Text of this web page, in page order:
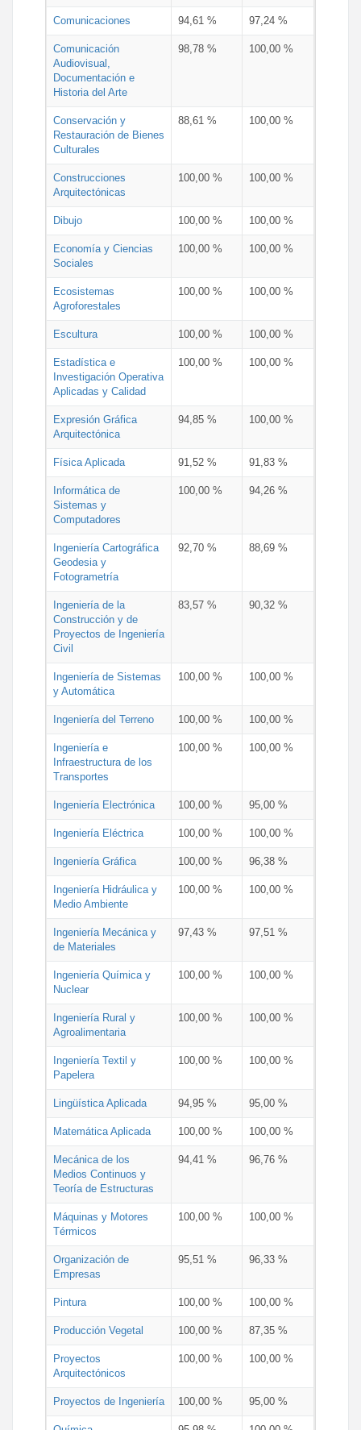
Comunicaciones 94,61 % 97,24 %
Comunicación
Audiovisual,
Documentación e
Historia del Arte
98,78 % 100,00 %
Conservación y
Restauración de Bienes
Culturales
88,61 % 100,00 %
Construcciones
Arquitectónicas
100,00 % 100,00 %
Dibujo 100,00 % 100,00 %
Economía y Ciencias
Sociales
100,00 % 100,00 %
Ecosistemas
Agroforestales
100,00 % 100,00 %
Escultura 100,00 % 100,00 %
Estadística e
Investigación Operativa
Aplicadas y Calidad
100,00 % 100,00 %
Expresión Gráfica
Arquitectónica
94,85 % 100,00 %
Física Aplicada 91,52 % 91,83 %
Informática de
Sistemas y
Computadores
100,00 % 94,26 %
Ingeniería Cartográfica
Geodesia y
Fotogrametría
92,70 % 88,69 %
Ingeniería de la
Construcción y de
Proyectos de Ingeniería
Civil
83,57 % 90,32 %
Ingeniería de Sistemas
y Automática
100,00 % 100,00 %
Ingeniería del Terreno 100,00 % 100,00 %
Ingeniería e
Infraestructura de los
Transportes
100,00 % 100,00 %
Ingeniería Electrónica 100,00 % 95,00 %
Ingeniería Eléctrica 100,00 % 100,00 %
Ingeniería Gráfica 100,00 % 96,38 %
Ingeniería Hidráulica y
Medio Ambiente
100,00 % 100,00 %
Ingeniería Mecánica y
de Materiales
97,43 % 97,51 %
Ingeniería Química y
Nuclear
100,00 % 100,00 %
Ingeniería Rural y
Agroalimentaria
100,00 % 100,00 %
Ingeniería Textil y
Papelera
100,00 % 100,00 %
Lingüística Aplicada 94,95 % 95,00 %
Matemática Aplicada 100,00 % 100,00 %
Mecánica de los
Medios Continuos y
Teoría de Estructuras
94,41 % 96,76 %
Máquinas y Motores
Térmicos
100,00 % 100,00 %
Organización de
Empresas
95,51 % 96,33 %
Pintura 100,00 % 100,00 %
Producción Vegetal 100,00 % 87,35 %
Proyectos
Arquitectónicos
100,00 % 100,00 %
Proyectos de Ingeniería 100,00 % 95,00 %